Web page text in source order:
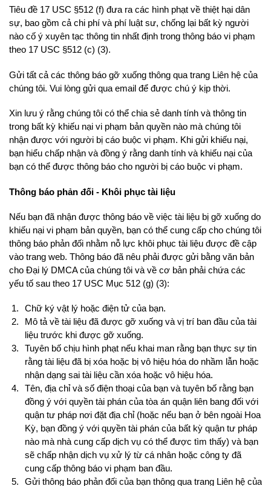
Tiêu đề 17 USC §512 (f) đưa ra các hình phạt về thiệt hại dân
sự, bao gồm cả chi phí và phí luật sư, chống lại bất kỳ người
nào cố ý xuyên tạc thông tin nhất định trong thông báo vi phạm
theo 17 USC §512 (c) (3).
Gửi tất cả các thông báo gỡ xuống thông qua trang Liên hệ của
chúng tôi. Vui lòng gửi qua email để được chú ý kịp thời.
Xin lưu ý rằng chúng tôi có thể chia sẻ danh tính và thông tin
trong bất kỳ khiếu nại vi phạm bản quyền nào mà chúng tôi
nhận được với người bị cáo buộc vi phạm. Khi gửi khiếu nại,
bạn hiểu chấp nhận và đồng ý rằng danh tính và khiếu nại của
bạn có thể được thông báo cho người bị cáo buộc vi phạm.
Thông báo phản đối - Khôi phục tài liệu
Nếu bạn đã nhận được thông báo về việc tài liệu bị gỡ xuống do
khiếu nại vi phạm bản quyền, bạn có thể cung cấp cho chúng tôi
thông báo phản đối nhằm nỗ lực khôi phục tài liệu được đề cập
vào trang web. Thông báo đã nêu phải được gửi bằng văn bản
cho Đại lý DMCA của chúng tôi và về cơ bản phải chứa các
yếu tố sau theo 17 USC Mục 512 (g) (3):
Chữ ký vật lý hoặc điện tử của bạn.
Mô tả về tài liệu đã được gỡ xuống và vị trí ban đầu của tài
liệu trước khi được gỡ xuống.
Tuyên bố chịu hình phạt nếu khai man rằng bạn thực sự tin
rằng tài liệu đã bị xóa hoặc bị vô hiệu hóa do nhầm lẫn hoặc
nhận dạng sai tài liệu cần xóa hoặc vô hiệu hóa.
Tên, địa chỉ và số điện thoại của bạn và tuyên bố rằng bạn
đồng ý với quyền tài phán của tòa án quận liên bang đối với
quận tư pháp nơi đặt địa chỉ (hoặc nếu bạn ở bên ngoài Hoa
Kỳ, bạn đồng ý với quyền tài phán của bất kỳ quận tư pháp
nào mà nhà cung cấp dịch vụ có thể được tìm thấy) và bạn
sẽ chấp nhận dịch vụ xử lý từ cá nhân hoặc công ty đã
cung cấp thông báo vi phạm ban đầu.
Gửi thông báo phản đối của bạn thông qua trang Liên hệ của